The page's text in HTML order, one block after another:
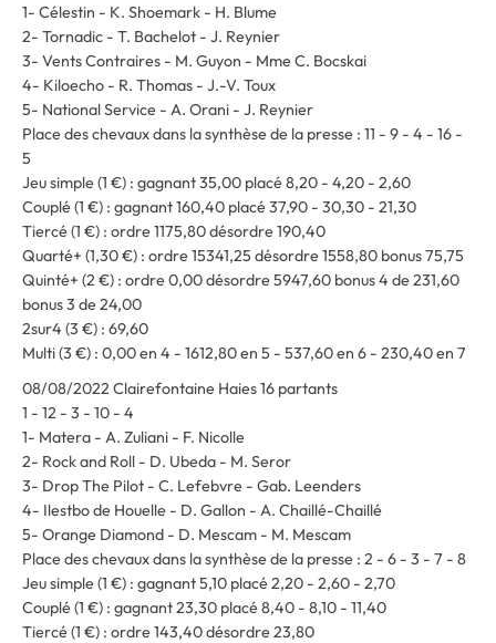
1- Célestin - K. Shoemark - H. Blume
2- Tornadic - T. Bachelot - J. Reynier
3- Vents Contraires - M. Guyon - Mme C. Bocskai
4- Kiloecho - R. Thomas - J.-V. Toux
5- National Service - A. Orani - J. Reynier
Place des chevaux dans la synthèse de la presse : 11 - 9 - 4 - 16 -
5
Jeu simple (1 €) : gagnant 35,00 placé 8,20 - 4,20 - 2,60
Couplé (1 €) : gagnant 160,40 placé 37,90 - 30,30 - 21,30
Tiercé (1 €) : ordre 1175,80 désordre 190,40
Quarté+ (1,30 €) : ordre 15341,25 désordre 1558,80 bonus 75,75
Quinté+ (2 €) : ordre 0,00 désordre 5947,60 bonus 4 de 231,60
bonus 3 de 24,00
2sur4 (3 €) : 69,60
Multi (3 €) : 0,00 en 4 - 1612,80 en 5 - 537,60 en 6 - 230,40 en 7
08/08/2022 Clairefontaine Haies 16 partants
1 - 12 - 3 - 10 - 4
1- Matera - A. Zuliani - F. Nicolle
2- Rock and Roll - D. Ubeda - M. Seror
3- Drop The Pilot - C. Lefebvre - Gab. Leenders
4- Ilestbo de Houelle - D. Gallon - A. Chaillé-Chaillé
5- Orange Diamond - D. Mescam - M. Mescam
Place des chevaux dans la synthèse de la presse : 2 - 6 - 3 - 7 - 8
Jeu simple (1 €) : gagnant 5,10 placé 2,20 - 2,60 - 2,70
Couplé (1 €) : gagnant 23,30 placé 8,40 - 8,10 - 11,40
Tiercé (1 €) : ordre 143,40 désordre 23,80